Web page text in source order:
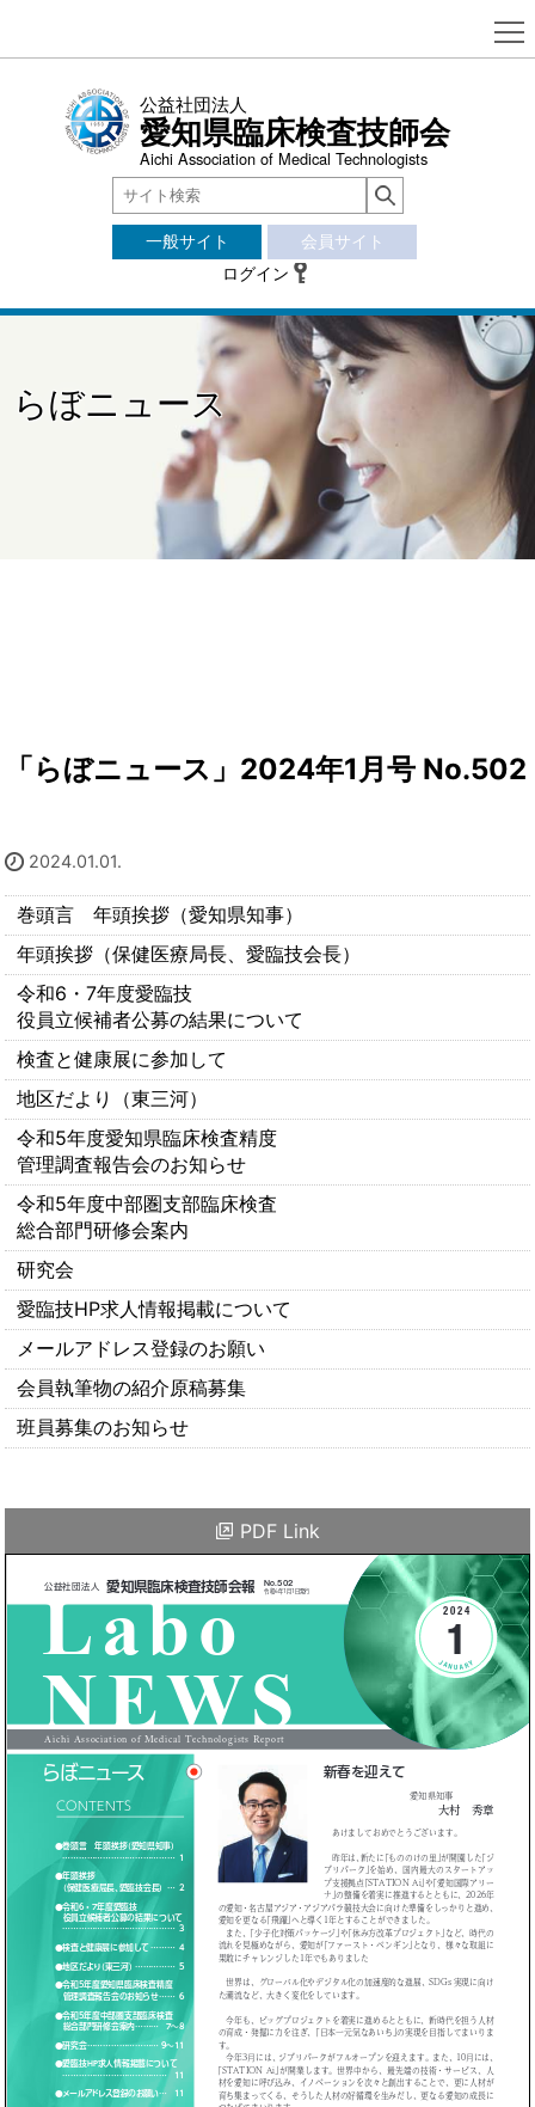
公益社団法人
愛知県臨床検査技師会
Aichi Association of Medical Technologists
一般サイト
会員サイト
ログイン
らぼニュース
「らぼニュース」2024年1月号 No.502
2024.01.01.
巻頭言 年頭挨拶（愛知県知事）
年頭挨拶（保健医療局長、愛臨技会長）
令和6・7年度愛臨技
役員立候補者公募の結果について
検査と健康展に参加して
地区だより（東三河）
令和5年度愛知県臨床検査精度
管理調査報告会のお知らせ
令和5年度中部圏支部臨床検査
総合部門研修会案内
研究会
愛臨技HP求人情報掲載について
メールアドレス登録のお願い
会員執筆物の紹介原稿募集
班員募集のお知らせ
PDF Link